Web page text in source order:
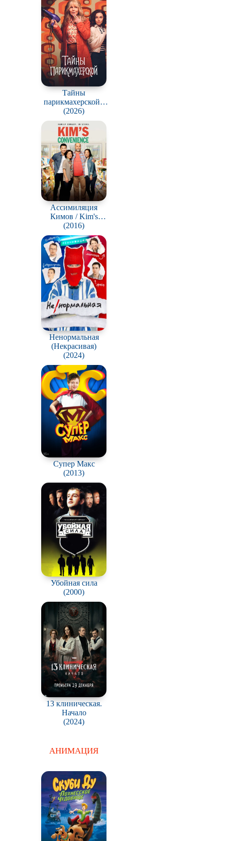
Тайны
парикмахерской /
The Hairdresser
Mysteries
(2026)
Ассимиляция
Кимов / Kim's
Convenience
(2016)
Ненормальная
(Некрасивая)
(2024)
Супер Макс
(2013)
Убойная сила
(2000)
13 клиническая.
Начало
(2024)
АНИМАЦИЯ